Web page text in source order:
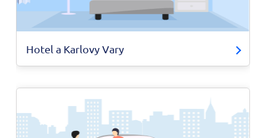
Hotel a Karlovy Vary